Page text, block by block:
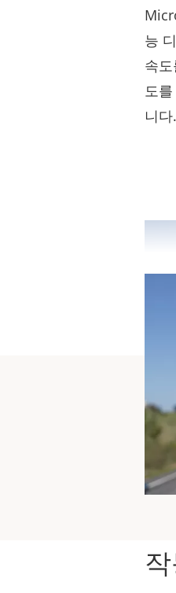
능
속
도
니다.